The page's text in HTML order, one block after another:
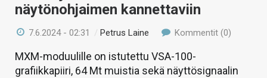
näytönohjaimen kannettaviin
7.6.2024 - 02:31 / Petrus Laine Kommentit (0)
MXM-moduulille on istutettu VSA-100-
grafiikkapiiri, 64 Mt muistia sekä näyttösignaalin